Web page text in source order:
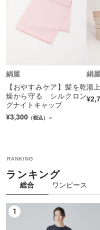
絹屋
【おやすみケア】髪を乾
燥から守る シルクロン
グナイトキャップ
¥3,300 （税込）～
絹屋
湯
RANKING
ランキング
総合 ワンピース
1